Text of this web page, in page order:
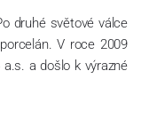
druhé světové válce
V roce 2009
a došlo k výrazné
servis a výroba